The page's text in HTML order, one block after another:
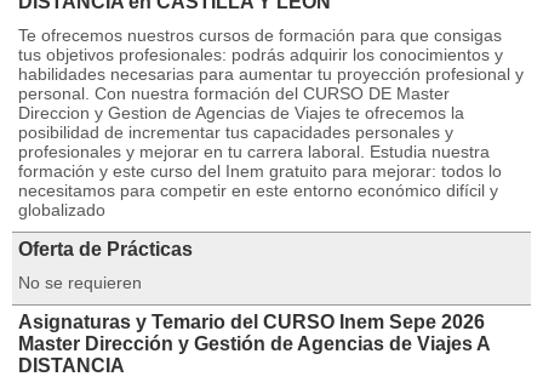
Te ofrecemos nuestros cursos de formación para que consigas
tus objetivos profesionales: podrás adquirir los conocimientos y
habilidades necesarias para aumentar tu proyección profesional y
personal. Con nuestra formación del CURSO DE Master
Direccion y Gestion de Agencias de Viajes te ofrecemos la
posibilidad de incrementar tus capacidades personales y
profesionales y mejorar en tu carrera laboral. Estudia nuestra
formación y este curso del Inem gratuito para mejorar: todos lo
necesitamos para competir en este entorno económico difícil y
globalizado
Oferta de Prácticas
No se requieren
Asignaturas y Temario del CURSO Inem Sepe 2026
Master Dirección y Gestión de Agencias de Viajes A
DISTANCIA